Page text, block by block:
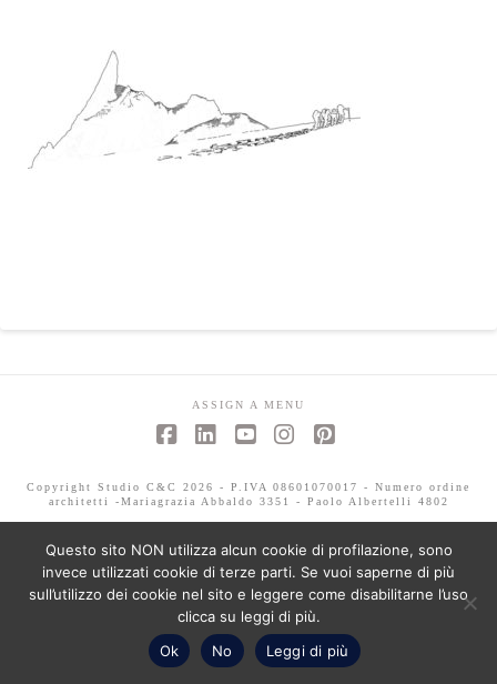
ASSIGN A MENU
Copyright Studio C&C 2026 - P.IVA 08601070017 - Numero ordine
architetti -Mariagrazia Abbaldo 3351 - Paolo Albertelli 4802
Questo sito NON utilizza alcun cookie di profilazione, sono
invece utilizzati cookie di terze parti. Se vuoi saperne di più
sull’utilizzo dei cookie nel sito e leggere come disabilitarne l’uso
clicca su leggi di più.
Ok
No Leggi di più